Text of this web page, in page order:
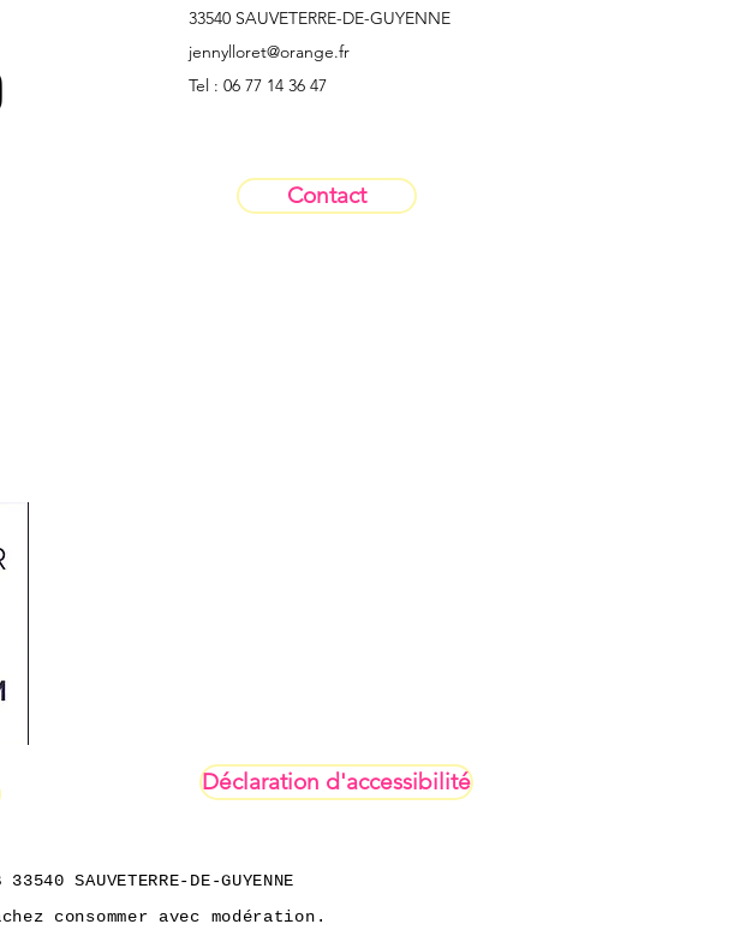
33540 SAUVETERRE-DE-GUYENNE
jennylloret@orange.fr
Tel : 06 77 14 36 47
Contact
Déclaration d'accessibilité
SAUVETERRE-DE-GUYENNE
consommer avec modération.